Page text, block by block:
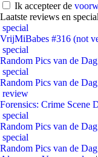
Ik accepteer de
Laatste reviews en
special
VrijMiBabes #316 (not
special
Random Pics van de
special
Random Pics van de
review
Forensics: Crime Scene
special
Random Pics van de
special
Random Pics van de